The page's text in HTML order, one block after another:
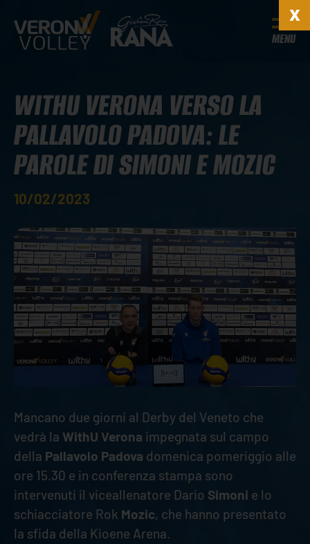
MENU
WITHU VERONA VERSO LA
PALLAVOLO PADOVA: LE
PAROLE DI SIMONI E MOZIC
10/02/2023
Mancano due giorni al Derby del Veneto che
vedrà la WithU Verona impegnata sul campo
della Pallavolo Padova domenica pomeriggio alle
ore 15.30 e in conferenza stampa sono
intervenuti il viceallenatore Dario Simoni e lo
schiacciatore Rok Mozic, che hanno presentato
la sfida della Kioene Arena.